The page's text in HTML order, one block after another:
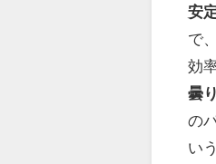
安
で
効
曇
の
い